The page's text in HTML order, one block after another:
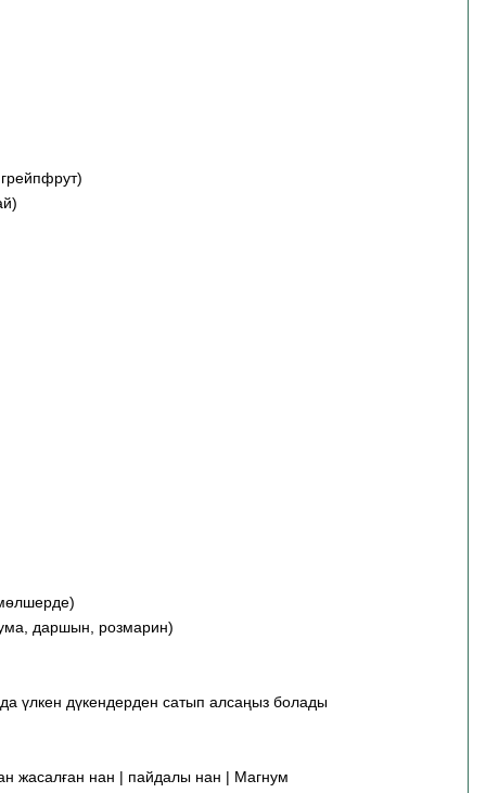
даршын, розмарин)
үлкен дүкендерден сатып алсаңыз болады
жасалған нан | пайдалы нан | Магнум